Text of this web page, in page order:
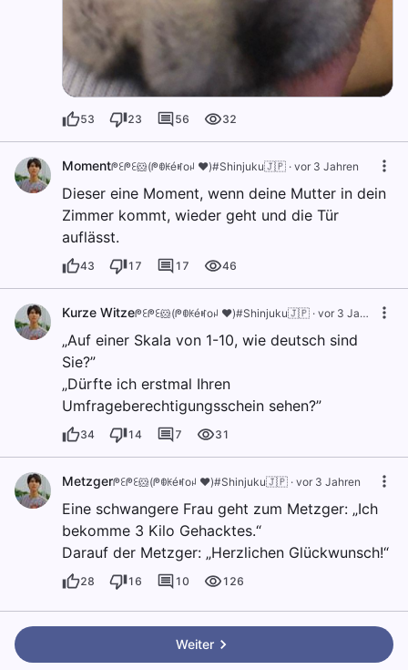
53 23 56 32
Momentᖘꏂᖘꏂ🐹(ᖘꂦꀘéꎭoꈤ ❤️)#Shinjuku🇯🇵 · vor 3 Jahren
Dieser eine Moment, wenn deine Mutter in dein
Zimmer kommt, wieder geht und die Tür
auflässt.
43 17 17 46
Kurze Witzeᖘꏂᖘꏂ🐹(ᖘꂦꀘéꎭoꈤ ❤️)#Shinjuku🇯🇵 · vor 3 Jahren
„Auf einer Skala von 1-10, wie deutsch sind
Sie?”
„Dürfte ich erstmal Ihren
Umfrageberechtigungsschein sehen?”
34 14 7 31
Metzgerᖘꏂᖘꏂ🐹(ᖘꂦꀘéꎭoꈤ ❤️)#Shinjuku🇯🇵 · vor 3 Jahren
Eine schwangere Frau geht zum Metzger: „Ich
bekomme 3 Kilo Gehacktes.“
Darauf der Metzger: „Herzlichen Glückwunsch!“
28 16 10 126
Weiter